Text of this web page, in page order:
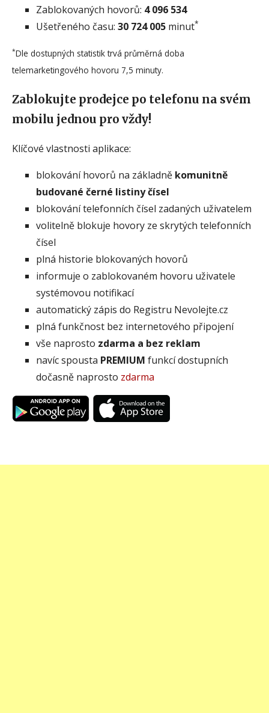
Zablokovaných hovorů: 4 096 534
Ušetřeného času: 30 724 005 minut*
*Dle dostupných statistik trvá průměrná doba
telemarketingového hovoru 7,5 minuty.
Zablokujte prodejce po telefonu na svém
mobilu jednou pro vždy!
Klíčové vlastnosti aplikace:
blokování hovorů na základně komunitně
budované černé listiny čísel
blokování telefonních čísel zadaných uživatelem
volitelně blokuje hovory ze skrytých telefonních
čísel
plná historie blokovaných hovorů
informuje o zablokovaném hovoru uživatele
systémovou notifikací
automatický zápis do Registru Nevolejte.cz
plná funkčnost bez internetového připojení
vše naprosto zdarma a bez reklam
navíc spousta PREMIUM funkcí dostupních
dočasně naprosto zdarma